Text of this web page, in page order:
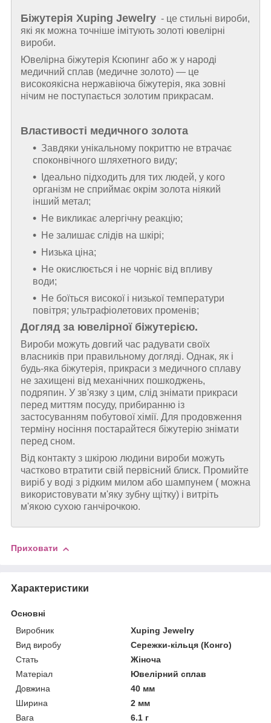
Біжутерія Xuping Jewelry - це стильні вироби,
які як можна точніше імітують золоті ювелірні
вироби.
Ювелірна біжутерія Ксюпинг або ж у народі
медичний сплав (медичне золото) ― це
високоякісна нержавіюча біжутерія, яка зовні
нічим не поступається золотим прикрасам.
Властивості медичного золота
Завдяки унікальному покриттю не втрачає
споконвічного шляхетного виду;
Ідеально підходить для тих людей, у кого
організм не сприймає окрім золота ніякий
інший метал;
Не викликає алергічну реакцію;
Не залишає слідів на шкірі;
Низька ціна;
Не окислюється і не чорніє від впливу
води;
Не боїться високої і низької температури
повітря; ультрафіолетових променів;
Догляд за ювелірної біжутерією.
Вироби можуть довгий час радувати своїх
власників при правильному догляді. Однак, як і
будь-яка біжутерія, прикраси з медичного сплаву
не захищені від механічних пошкоджень,
подряпин. У зв'язку з цим, слід знімати прикраси
перед миттям посуду, прибиранню із
застосуванням побутової хімії. Для продовження
терміну носіння постарайтеся біжутерію знімати
перед сном.
Від контакту з шкірою людини вироби можуть
частково втратити свій первісний блиск. Промийте
виріб у воді з рідким милом або шампунем ( можна
використовувати м'яку зубну щітку) і витріть
м'якою сухою ганчірочкою.
Приховати
Характеристики
Основні
Виробник
Xuping Jewelry
Вид виробу
Сережки-кільця (Конго)
Стать
Жіноча
Матеріал
Ювелірний сплав
Довжина
40 мм
Ширина
2 мм
Вага
6.1 г